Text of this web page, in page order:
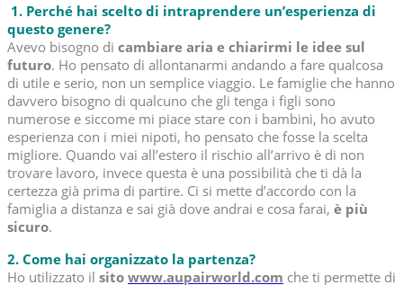
1. Perché hai scelto di intraprendere un’esperienza di
questo genere?
Avevo bisogno di cambiare aria e chiarirmi le idee sul
futuro. Ho pensato di allontanarmi andando a fare qualcosa
di utile e serio, non un semplice viaggio. Le famiglie che hanno
davvero bisogno di qualcuno che gli tenga i figli sono
numerose e siccome mi piace stare con i bambini, ho avuto
esperienza con i miei nipoti, ho pensato che fosse la scelta
migliore. Quando vai all’estero il rischio all’arrivo è di non
trovare lavoro, invece questa è una possibilità che ti dà la
certezza già prima di partire. Ci si mette d’accordo con la
famiglia a distanza e sai già dove andrai e cosa farai, è più
sicuro.
2. Come hai organizzato la partenza?
Ho utilizzato il sito www.aupairworld.com che ti permette di